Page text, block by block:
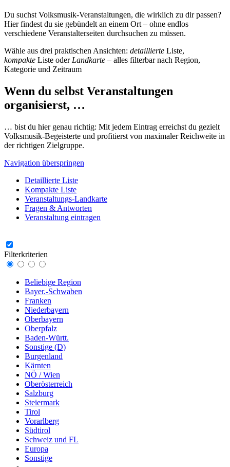
Du suchst Volksmusik-Veranstaltungen, die wirklich zu dir passen?
Hier findest du sie gebündelt an einem Ort – ohne endlos
verschiedene Veranstalterseiten durchsuchen zu müssen.
Wähle aus drei praktischen Ansichten: detaillierte Liste,
kompakte Liste oder Landkarte – alles filterbar nach Region,
Kategorie und Zeitraum
Wenn du selbst Veranstaltungen
organisierst, …
… bist du hier genau richtig: Mit jedem Eintrag erreichst du gezielt
Volksmusik-Begeisterte und profitierst von maximaler Reichweite in
der richtigen Zielgruppe.
Navigation überspringen
Detaillierte Liste
Kompakte Liste
Veranstaltungs-Landkarte
Fragen & Antworten
Veranstaltung eintragen
Filterkriterien
Beliebige Region
Bayer.-Schwaben
Franken
Niederbayern
Oberbayern
Oberpfalz
Baden-Württ.
Sonstige (D)
Burgenland
Kärnten
NÖ / Wien
Oberösterreich
Salzburg
Steiermark
Tirol
Vorarlberg
Südtirol
Schweiz und FL
Europa
Sonstige